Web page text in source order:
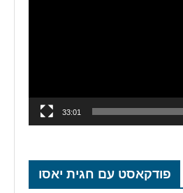
33:01
פודקאסט עם חגית יאסו